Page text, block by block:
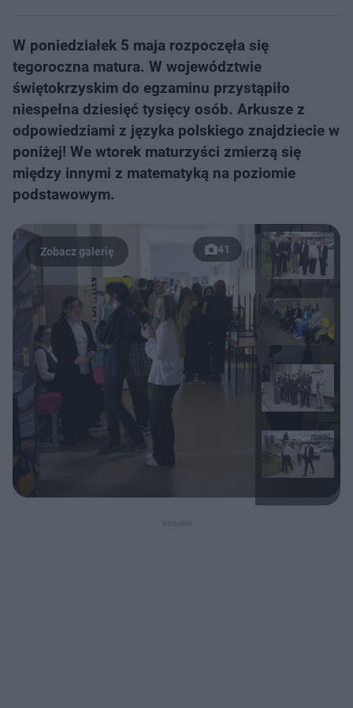
W poniedziałek 5 maja rozpoczęła się
tegoroczna matura. W województwie
świętokrzyskim do egzaminu przystąpiło
niespełna dziesięć tysięcy osób. Arkusze z
odpowiedziami z języka polskiego znajdziecie w
poniżej! We wtorek maturzyści zmierzą się
między innymi z matematyką na poziomie
podstawowym.
41